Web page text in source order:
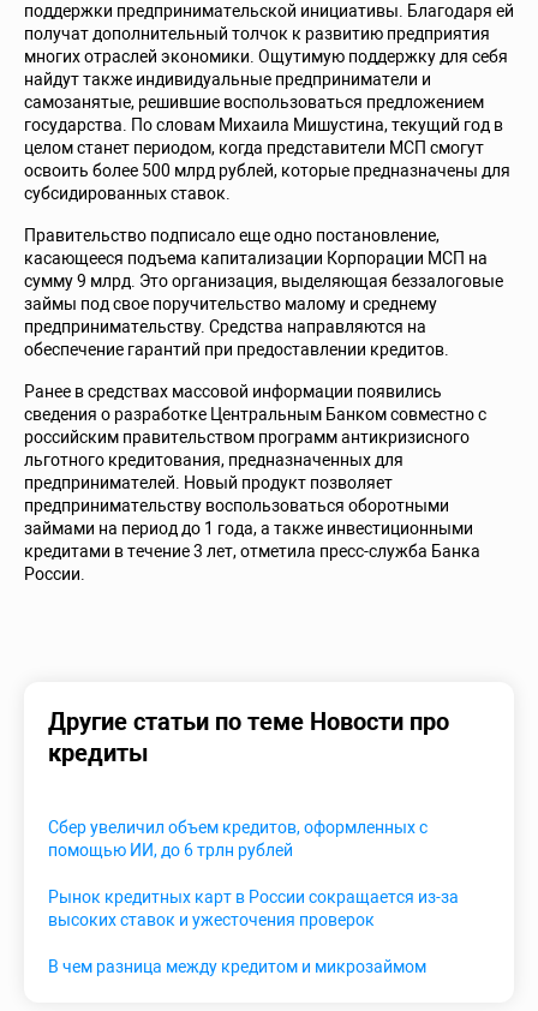
поддержки предпринимательской инициативы. Благодаря ей
получат дополнительный толчок к развитию предприятия
многих отраслей экономики. Ощутимую поддержку для себя
найдут также индивидуальные предприниматели и
самозанятые, решившие воспользоваться предложением
государства. По словам Михаила Мишустина, текущий год в
целом станет периодом, когда представители МСП смогут
освоить более 500 млрд рублей, которые предназначены для
субсидированных ставок.
Правительство подписало еще одно постановление,
касающееся подъема капитализации Корпорации МСП на
сумму 9 млрд. Это организация, выделяющая беззалоговые
займы под свое поручительство малому и среднему
предпринимательству. Средства направляются на
обеспечение гарантий при предоставлении кредитов.
Ранее в средствах массовой информации появились
сведения о разработке Центральным Банком совместно с
российским правительством программ антикризисного
льготного кредитования, предназначенных для
предпринимателей. Новый продукт позволяет
предпринимательству воспользоваться оборотными
займами на период до 1 года, а также инвестиционными
кредитами в течение 3 лет, отметила пресс-служба Банка
России.
Другие статьи по теме Новости про
кредиты
Сбер увеличил объем кредитов, оформленных с
помощью ИИ, до 6 трлн рублей
Рынок кредитных карт в России сокращается из-за
высоких ставок и ужесточения проверок
В чем разница между кредитом и микрозаймом